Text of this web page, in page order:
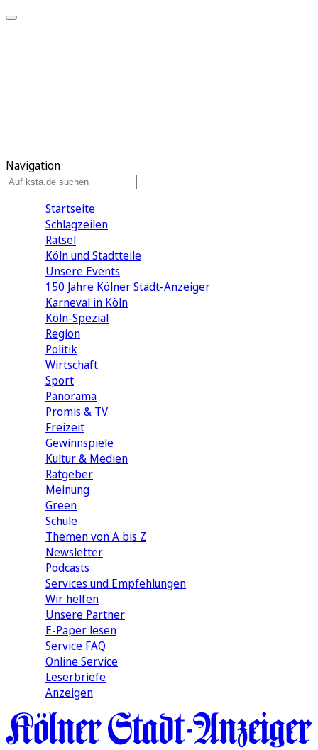
Navigation
Startseite
Schlagzeilen
Rätsel
Köln und Stadtteile
Unsere Events
150 Jahre Kölner Stadt-Anzeiger
Karneval in Köln
Köln-Spezial
Region
Politik
Wirtschaft
Sport
Panorama
Promis & TV
Freizeit
Gewinnspiele
Kultur & Medien
Ratgeber
Meinung
Green
Schule
Themen von A bis Z
Newsletter
Podcasts
Services und Empfehlungen
Wir helfen
Unsere Partner
E-Paper lesen
Service FAQ
Online Service
Leserbriefe
Anzeigen